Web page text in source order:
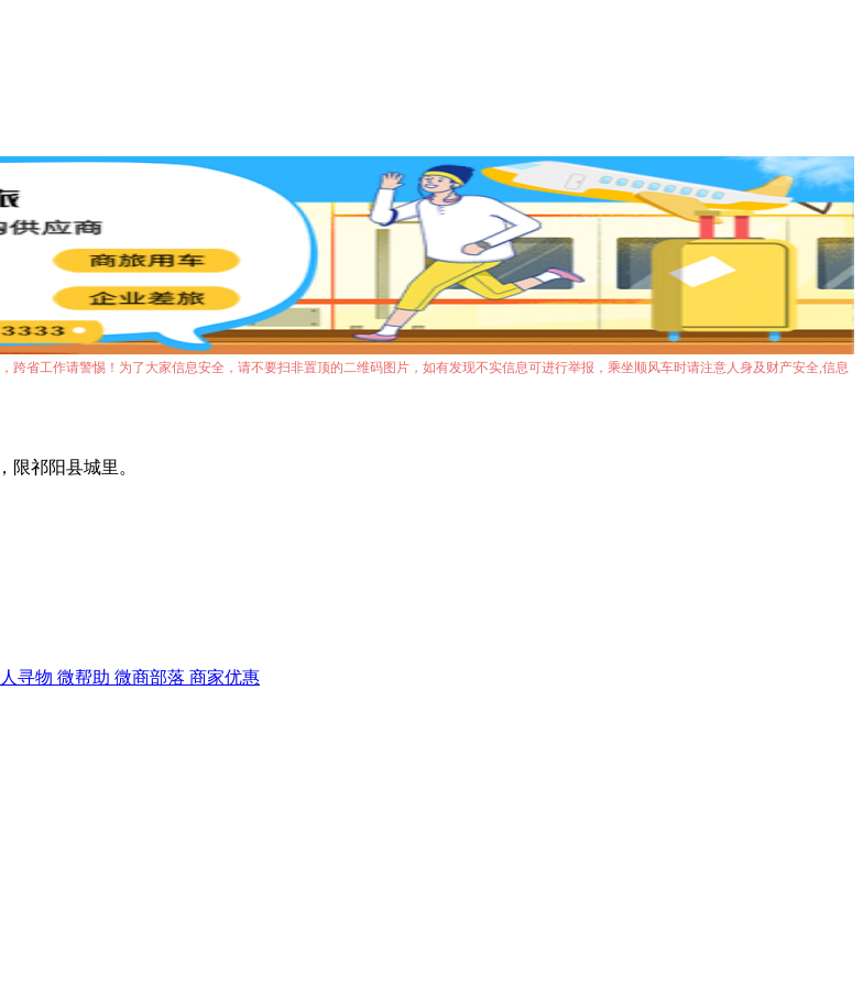
省工作请警惕！为了大家信息安全，请不要扫非置顶的二维码图片，如有发现不实信息可进行举报，乘坐顺风车时请注意人身及财产安全,信息
祁阳县城里。
寻物 微帮助 微商部落 商家优惠